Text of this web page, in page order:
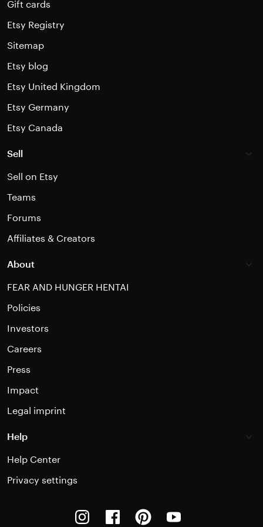
Gift cards
Etsy Registry
Sitemap
Etsy blog
Etsy United Kingdom
Etsy Germany
Etsy Canada
Sell
Sell on Etsy
Teams
Forums
Affiliates & Creators
About
FEAR AND HUNGER HENTAI
Policies
Investors
Careers
Press
Impact
Legal imprint
Help
Help Center
Privacy settings
InstagramFacebookPinterest